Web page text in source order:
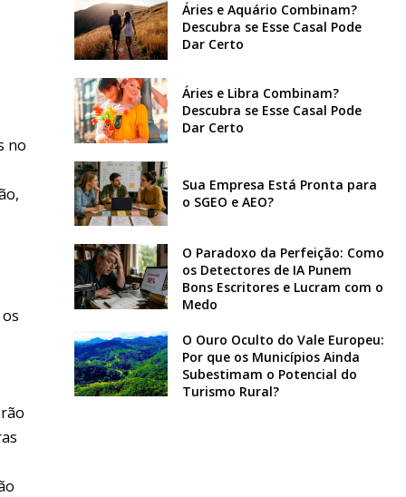
no
Áries e Aquário Combinam?
Descubra se Esse Casal Pode
Dar Certo
Áries e Libra Combinam?
Descubra se Esse Casal Pode
Dar Certo
Sua Empresa Está Pronta para
o SGEO e AEO?
O Paradoxo da Perfeição: Como
os Detectores de IA Punem
Bons Escritores e Lucram com o
Medo
O Ouro Oculto do Vale Europeu:
Por que os Municípios Ainda
Subestimam o Potencial do
Turismo Rural?